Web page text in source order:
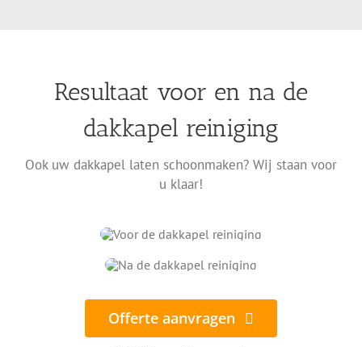
Resultaat voor en na de
dakkapel reiniging
Ook uw dakkapel laten schoonmaken? Wij staan voor
u klaar!
Offerte aanvragen